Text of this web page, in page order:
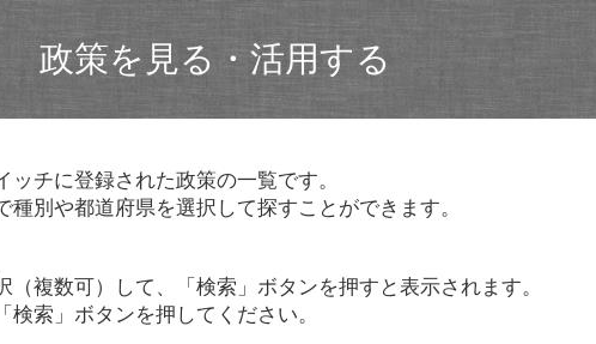
政策を見る・活用する
チに登録された政策の一覧です。
種別や都道府県を選択して探すことができます。
複数可）して、「検索」ボタンを押すと表示されます。
索」ボタンを押してください。